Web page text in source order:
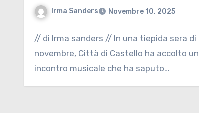
Irma Sanders Novembre 10, 2025
// di Irma sanders // In una tiepida sera di
novembre, Città di Castello ha accolto un
incontro musicale che ha saputo…